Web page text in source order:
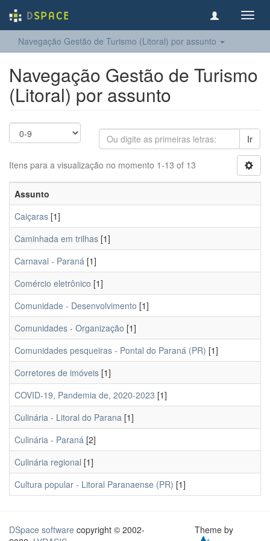
Navegação Gestão de Turismo (Litoral) por assunto
Navegação Gestão de Turismo
(Litoral) por assunto
Ir
Itens para a visualização no momento 1-13 of 13
Assunto
Caiçaras [1]
Caminhada em trilhas [1]
Carnaval - Paraná [1]
Comércio eletrônico [1]
Comunidade - Desenvolvimento [1]
Comunidades - Organização [1]
Comunidades pesqueiras - Pontal do Paraná (PR) [1]
Corretores de imóveis [1]
COVID-19, Pandemia de, 2020-2023 [1]
Culinária - Litoral do Parana [1]
Culinária - Paraná [2]
Culinária regional [1]
Cultura popular - Litoral Paranaense (PR) [1]
DSpace software copyright © 2002-
Theme by